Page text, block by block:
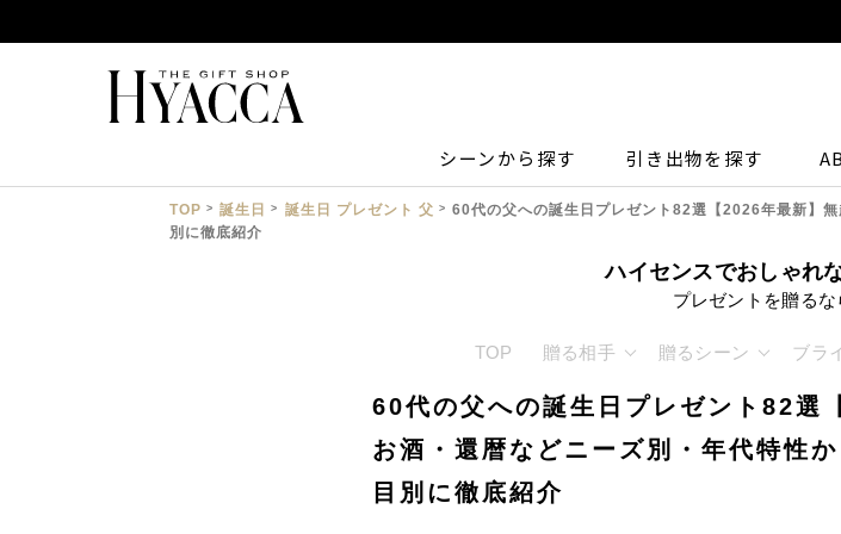
シーンから探す 引き出物を探す
TOP 誕生日 誕生日 プレゼント 父
60代の父への誕生日プレゼント82選【2026年最新】
別に徹底紹介
ハイセンスでおしゃれ
プレゼントを贈る
TOP 贈る相手 贈るシーン ブラ
60代の父への誕生日プレゼント82選
お酒・還暦などニーズ別・年代特性
目別に徹底紹介